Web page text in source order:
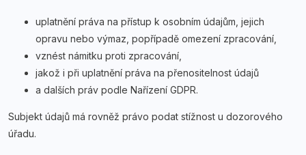
uplatnění práva na přístup k osobním údajům, jejich
opravu nebo výmaz, popřípadě omezení zpracování,
vznést námitku proti zpracování,
jakož i při uplatnění práva na přenositelnost údajů
a dalších práv podle Nařízení GDPR.
Subjekt údajů má rovněž právo podat stížnost u dozorového
úřadu.